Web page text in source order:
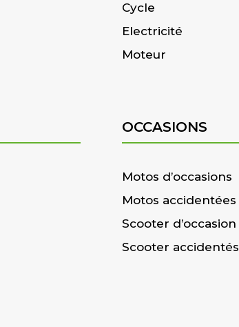
Cycle
Electricité
Moteur
OCCASIONS
Motos d’occasions
Motos accidentées
Scooter d’occasion
Scooter accidentés